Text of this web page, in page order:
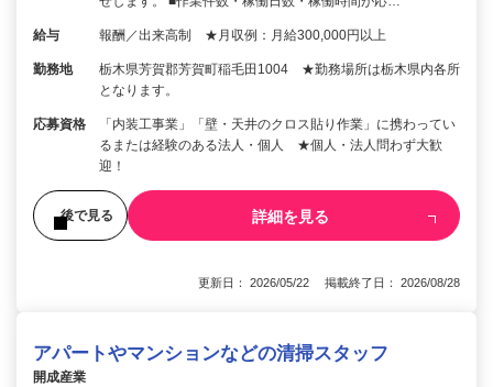
給与 報酬／出来高制 ★月収例：月給300,000円以上
勤務地
栃木県芳賀郡芳賀町稲毛田1004 ★勤務場所は栃木県内各所
となります。
応募資格
「内装工事業」「壁・天井のクロス貼り作業」に携わってい
るまたは経験のある法人・個人 ★個人・法人問わず大歓
迎！
後で見る 詳細を見る
更新日： 2026/05/22 掲載終了日： 2026/08/28
アパートやマンションなどの清掃スタッフ
開成産業